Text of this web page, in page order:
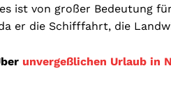
ist von großer Bedeutung
er die Schifffahrt, die
unvergeßlichen Urlaub in